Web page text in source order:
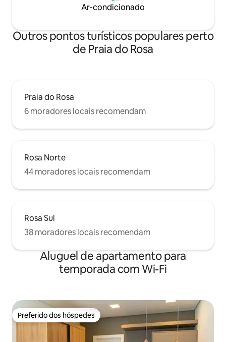
Ar-condicionado
Outros pontos turísticos populares perto
de Praia do Rosa
Praia do Rosa
6 moradores locais recomendam
Rosa Norte
44 moradores locais recomendam
Rosa Sul
38 moradores locais recomendam
Aluguel de apartamento para
temporada com Wi-Fi
Preferido dos hóspedes
Preferido dos hóspedes